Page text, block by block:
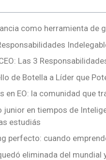
como herramienta de
Las 3
de Botella a Líder que
en EO: la comunidad que
junior en tiempos de
estudiás
perfecto: cuando
eliminada del mundial